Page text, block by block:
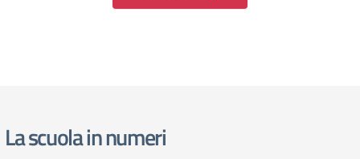
La scuola in numeri